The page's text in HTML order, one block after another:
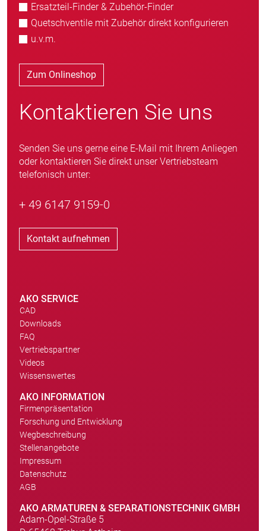
Ersatzteil-Finder & Zubehör-Finder
Quetschventile mit Zubehör direkt konfigurieren
u.v.m.
Zum Onlineshop
Kontaktieren Sie uns
Senden Sie uns gerne eine E-Mail mit Ihrem Anliegen
oder kontaktieren Sie direkt unser Vertriebsteam
telefonisch unter:
+ 49 6147 9159-0
Kontakt aufnehmen
AKO SERVICE
CAD
Downloads
FAQ
Vertriebspartner
Videos
Wissenswertes
AKO INFORMATION
Firmenpräsentation
Forschung und Entwicklung
Wegbeschreibung
Stellenangebote
Impressum
Datenschutz
AGB
AKO ARMATUREN & SEPARATIONSTECHNIK GMBH
Adam-Opel-Straße 5